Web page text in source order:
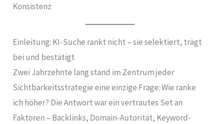
Konsistenz
Einleitung: KI-Suche rankt nicht – sie selektiert, trägt
bei und bestätigt
Zwei Jahrzehnte lang stand im Zentrum jeder
Sichtbarkeitsstrategie eine einzige Frage: Wie ranke
ich höher? Die Antwort war ein vertrautes Set an
Faktoren – Backlinks, Domain-Autorität, Keyword-